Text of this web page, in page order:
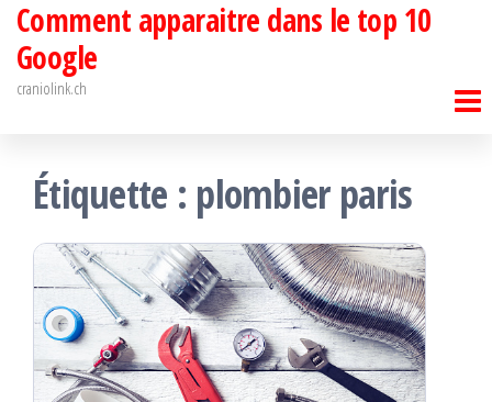
Passer
contenu
Comment apparaitre dans le top 10
Google
craniolink.ch
Étiquette : plombier paris